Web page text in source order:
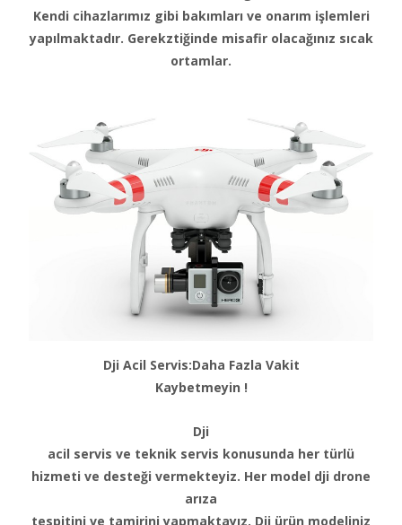
Kendi cihazlarımız gibi bakımları ve onarım işlemleri
yapılmaktadır. Gerekztiğinde misafir olacağınız sıcak
ortamlar.
Dji Acil Servis:Daha Fazla Vakit
Kaybetmeyin !
Dji
acil servis ve teknik servis konusunda her türlü
hizmeti ve desteği vermekteyiz. Her model dji drone
arıza
tespitini ve tamirini yapmaktayız. Dji ürün modeliniz